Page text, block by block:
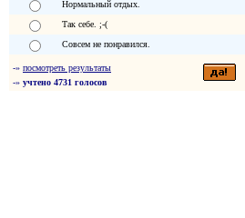
Нормальный отдых.
Так себе. ;-(
Совсем не понравился.
-» посмотреть результаты
-» учтено 4731 голосов